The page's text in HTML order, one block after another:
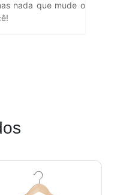
nada que mude o